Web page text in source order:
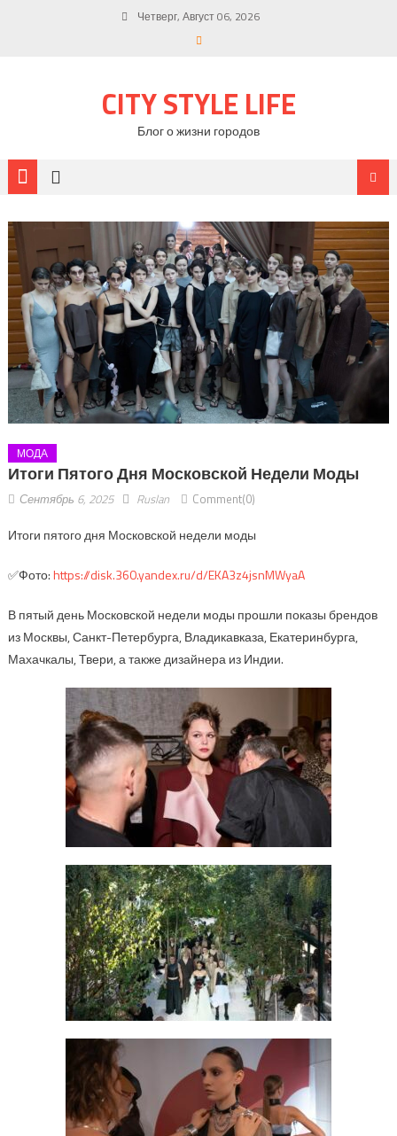
Четверг, Август 06, 2026
CITY STYLE LIFE
Блог о жизни городов
МОДА
Итоги Пятого Дня Московской Недели Моды
Сентябрь 6, 2025 Ruslan Comment(0)
Итоги пятого дня Московской недели моды
✅Фото:https://disk.360.yandex.ru/d/EKA3z4jsnMWyaA
В пятый день Московской недели моды прошли показы брендов
из Москвы, Санкт-Петербурга, Владикавказа, Екатеринбурга,
Махачкалы, Твери, а также дизайнера из Индии.